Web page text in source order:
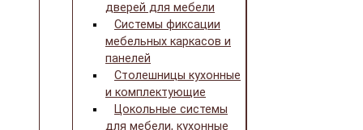
дверей для мебели
Системы фиксации
мебельных каркасов и
панелей
Столешницы кухонные
и комплектующие
Цокольные системы
для мебели, кухонные